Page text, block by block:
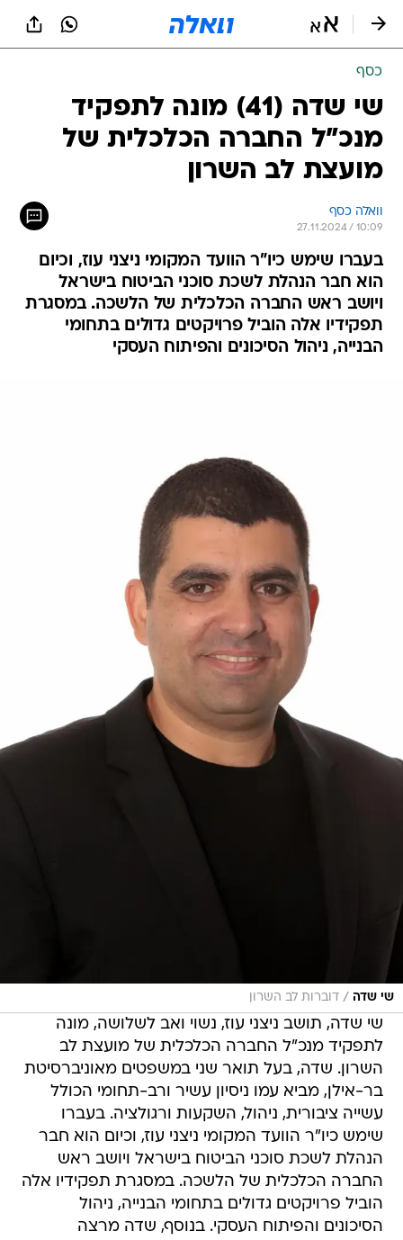
כסף
שי שדה (41) מונה לתפקיד
מנכ"ל החברה הכלכלית של
מועצת לב השרון
וואלה כסף
27.11.2024 / 10:09
בעברו שימש כיו"ר הוועד המקומי ניצני עוז, וכיום
הוא חבר הנהלת לשכת סוכני הביטוח בישראל
ויושב ראש החברה הכלכלית של הלשכה. במסגרת
תפקידיו אלה הוביל פרויקטים גדולים בתחומי
הבנייה, ניהול הסיכונים והפיתוח העסקי
שי שדה / דוברות לב השרון
שי שדה, תושב ניצני עוז, נשוי ואב לשלושה, מונה
לתפקיד מנכ"ל החברה הכלכלית של מועצת לב
השרון. שדה, בעל תואר שני במשפטים מאוניברסיטת
בר-אילן, מביא עמו ניסיון עשיר ורב-תחומי הכולל
עשייה ציבורית, ניהול, השקעות ורגולציה. בעברו
שימש כיו"ר הוועד המקומי ניצני עוז, וכיום הוא חבר
הנהלת לשכת סוכני הביטוח בישראל ויושב ראש
החברה הכלכלית של הלשכה. במסגרת תפקידיו אלה
הוביל פרויקטים גדולים בתחומי הבנייה, ניהול
הסיכונים והפיתוח העסקי. בנוסף, שדה מרצה